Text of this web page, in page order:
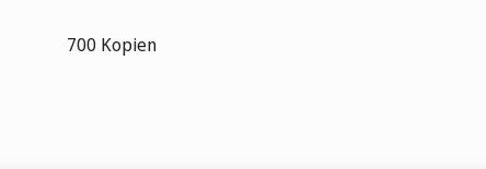
700 Kopien